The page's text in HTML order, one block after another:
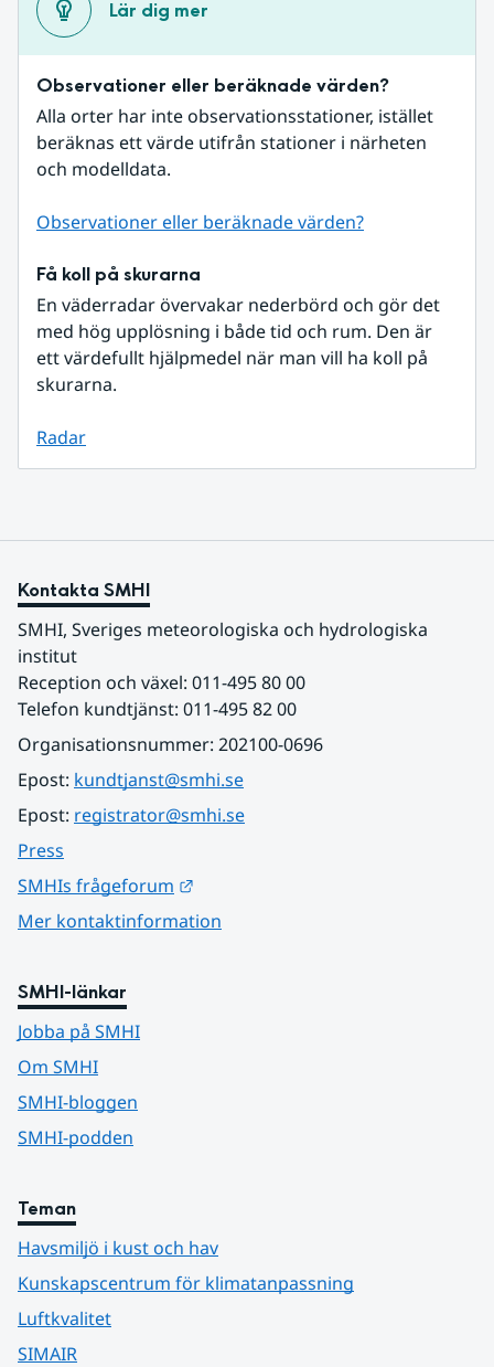
Lär dig mer
Observationer eller beräknade värden?
Alla orter har inte observationsstationer, istället
beräknas ett värde utifrån stationer i närheten
och modelldata.
Observationer eller beräknade värden?
Få koll på skurarna
En väderradar övervakar nederbörd och gör det
med hög upplösning i både tid och rum. Den är
ett värdefullt hjälpmedel när man vill ha koll på
skurarna.
Radar
Kontakta SMHI
SMHI, Sveriges meteorologiska och hydrologiska
institut
Reception och växel: 011-495 80 00
Telefon kundtjänst: 011-495 82 00
Organisationsnummer: 202100-0696
Epost: kundtjanst@smhi.se
Epost: registrator@smhi.se
Press
SMHIs frågeforum
Mer kontaktinformation
SMHI-länkar
Jobba på SMHI
Om SMHI
SMHI-bloggen
SMHI-podden
Teman
Havsmiljö i kust och hav
Kunskapscentrum för klimatanpassning
Luftkvalitet
SIMAIR